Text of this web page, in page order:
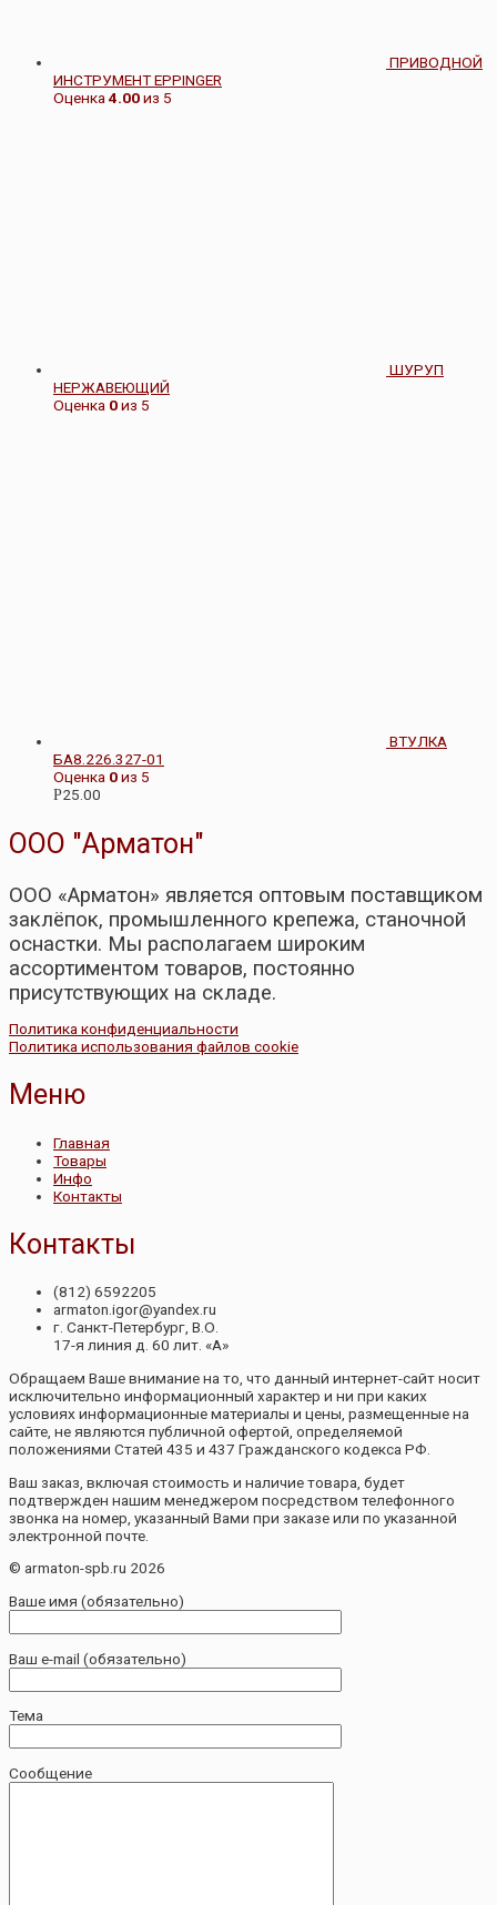
ПРИВОДНОЙ
ИНСТРУМЕНТ EPPINGER
Оценка 4.00из 5
ШУРУП
НЕРЖАВЕЮЩИЙ
Оценка 0из 5
ВТУЛКА
БА8.226.327-01
Оценка 0из 5
Р25.00
ООО "Арматон"
ООО «Арматон» является оптовым поставщиком
заклёпок, промышленного крепежа, станочной
оснастки. Мы располагаем широким
ассортиментом товаров, постоянно
присутствующих на складе.
Политика конфиденциальности
Политика использования файлов cookie
Меню
Главная
Товары
Инфо
Контакты
Контакты
(812) 6592205
armaton.igor@yandex.ru
г. Санкт-Петербург, В.О.
17-я линия д. 60 лит. «А»
Обращаем Ваше внимание на то, что данный интернет-сайт носит
исключительно информационный характер и ни при каких
условиях информационные материалы и цены, размещенные на
сайте, не являются публичной офертой, определяемой
положениями Статей 435 и 437 Гражданского кодекса РФ.
Ваш заказ, включая стоимость и наличие товара, будет
подтвержден нашим менеджером посредством телефонного
звонка на номер, указанный Вами при заказе или по указанной
электронной почте.
© armaton-spb.ru 2026
Ваше имя (обязательно)
Ваш e-mail (обязательно)
Тема
Сообщение